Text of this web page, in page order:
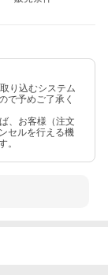
り込むシステム
で予めご了承く
、お客様（注文
セルを行える機
。